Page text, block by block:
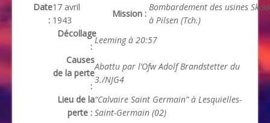
Date
:
17 avril
1943
Mission :
Bombardement des usines
à Pilsen (Tch.)
Décollage
:
Leeming à 20:57
Causes
de la perte
:
Abattu par l’Ofw Adolf Brandstetter du
3./NJG4
Lieu de la
perte :
“Calvaire Saint Germain” à Lesquielles-
Saint-Germain (02)